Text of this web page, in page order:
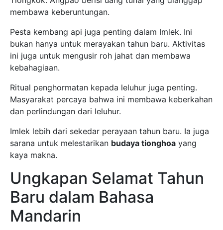
membawa keberuntungan.
Pesta kembang api juga penting dalam Imlek. Ini
bukan hanya untuk merayakan tahun baru. Aktivitas
ini juga untuk mengusir roh jahat dan membawa
kebahagiaan.
Ritual penghormatan kepada leluhur juga penting.
Masyarakat percaya bahwa ini membawa keberkahan
dan perlindungan dari leluhur.
Imlek lebih dari sekedar perayaan tahun baru. Ia juga
sarana untuk melestarikan budaya tionghoa yang
kaya makna.
Ungkapan Selamat Tahun
Baru dalam Bahasa
Mandarin